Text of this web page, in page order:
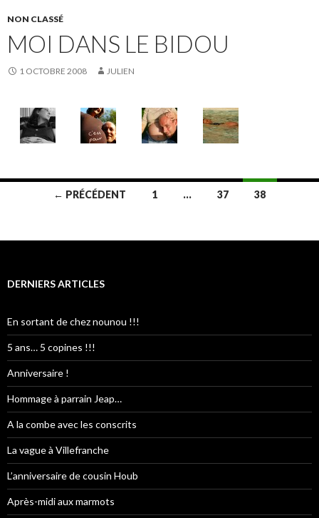
NON CLASSÉ
MOI DANS LE BIDOU
1 OCTOBRE 2008 JULIEN
des
← PRÉCÉDENT 1 … 37 38
DERNIERS ARTICLES
En sortant de chez nounou !!!
5 ans… 5 copines !!!
Anniversaire !
Hommage à parrain Jeap…
A la combe avec les conscrits
La vague à Villefranche
L’anniversaire de cousin Houb
Après-midi aux marmots